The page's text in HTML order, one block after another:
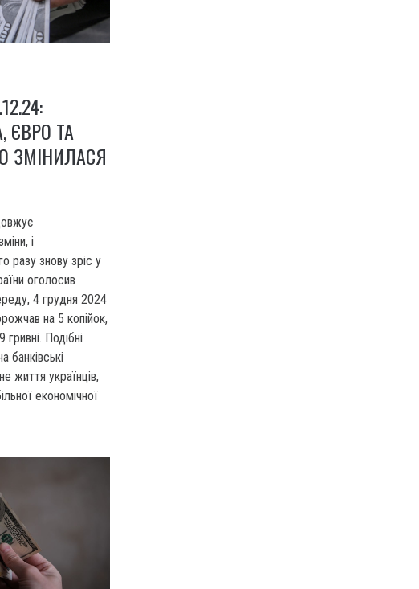
ЄВРО ТА
ЗМІНИЛАСЯ
і
разу знову зріс у
оголосив
4 грудня 2024
на 5 копійок,
Подібні
банківські
життя українців,
економічної